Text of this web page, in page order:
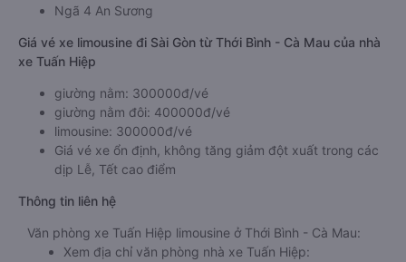
Ngã 4 An Sương
Giá vé xe limousine đi Sài Gòn từ Thới Bình - Cà Mau của nhà
xe Tuấn Hiệp
giường nằm: 300000đ/vé
giường nằm đôi: 400000đ/vé
limousine: 300000đ/vé
Giá vé xe ổn định, không tăng giảm đột xuất trong các
dịp Lễ, Tết cao điểm
Thông tin liên hệ
Văn phòng xe Tuấn Hiệp limousine ở Thới Bình - Cà Mau:
Xem địa chỉ văn phòng nhà xe Tuấn Hiệp: